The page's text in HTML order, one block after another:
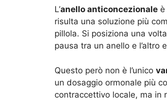
L’anello anticoncezionale
risulta una soluzione più
pillola. Si posiziona una
pausa tra un anello e l’altro
Questo però non è l’unico
un dosaggio ormonale più
contraccettivo locale, ma in